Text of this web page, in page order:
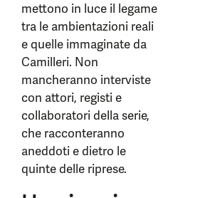
mettono in luce il legame
tra le ambientazioni reali
e quelle immaginate da
Camilleri. Non
mancheranno interviste
con attori, registi e
collaboratori della serie,
che racconteranno
aneddoti e dietro le
quinte delle riprese.